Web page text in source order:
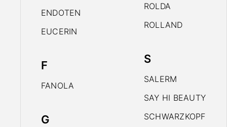
ENDOTEN
EUCERIN
F
FANOLA
G
ROLDA
ROLLAND
S
SALERM
SAY HI BEAUTY
SCHWARZKOPF